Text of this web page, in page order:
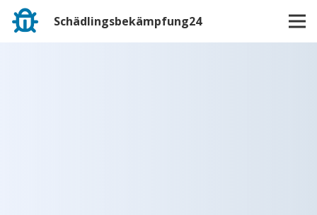
Schädlingsbekämpfung24